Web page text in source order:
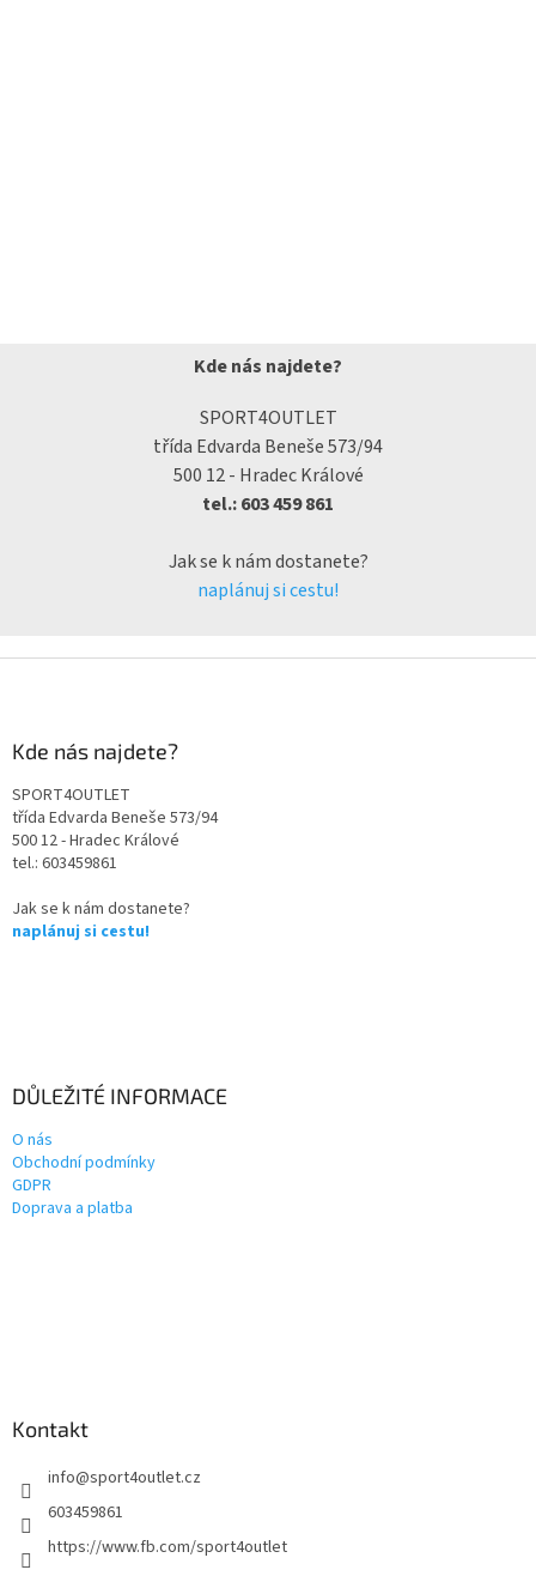
Kde nás najdete?
SPORT4OUTLET
třída Edvarda Beneše 573/94
500 12 - Hradec Králové
tel.: 603 459 861
Jak se k nám dostanete?
naplánuj si cestu!
Kde nás najdete?
SPORT4OUTLET
třída Edvarda Beneše 573/94
500 12 - Hradec Králové
tel.: 603459861
Jak se k nám dostanete?
naplánuj si cestu!
DŮLEŽITÉ INFORMACE
O nás
Obchodní podmínky
GDPR
Doprava a platba
Kontakt
info@sport4outlet.cz
603459861
https://www.fb.com/sport4outlet